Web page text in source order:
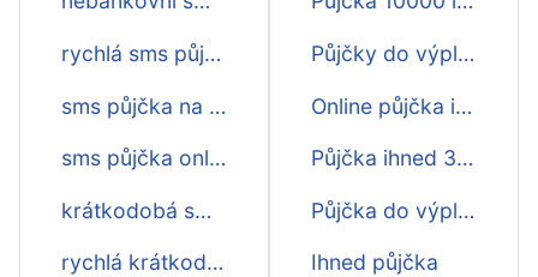
rychlá sms půjčka na op
sms půjčka na občanský průkaz
sms půjčka online ihned
krátkodobá sms půjčka ihned
rychlá krátkodobá sms půjčka
Půjčky do výplaty ihned o víkendu
Online půjčka ihned o víkendu
Půjčka ihned 3000 na účet
Půjčka do výplaty ihned
Ihned půjčka